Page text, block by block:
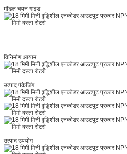
मॉडल चयन गाइड
विनिर्माण आयाम
उत्पाद पैकेजिंग
उत्पाद उपयोग